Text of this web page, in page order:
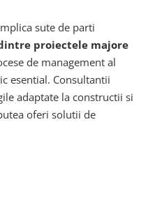
sute de parti
proiectele majore
de management al
esential. Consultantii
adaptate la constructii si
oferi solutii de